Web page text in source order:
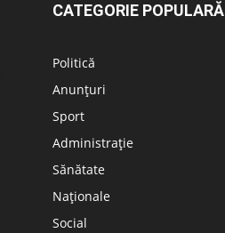
CATEGORIE POPULARĂ
Politică
Anunțuri
Sport
Administrație
Sănătate
Naționale
Social